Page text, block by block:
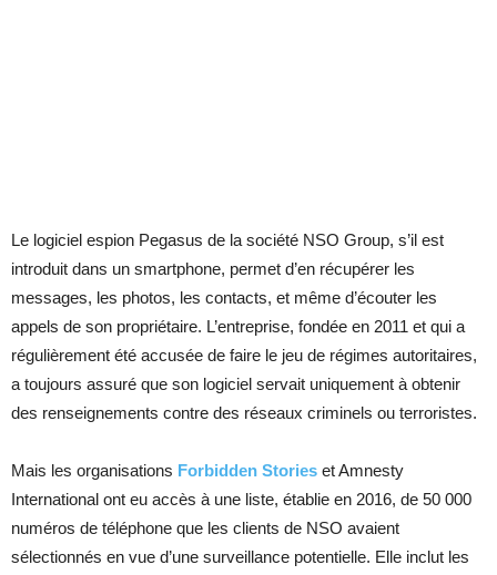
Le logiciel espion Pegasus de la société NSO Group, s’il est
introduit dans un smartphone, permet d’en récupérer les
messages, les photos, les contacts, et même d’écouter les
appels de son propriétaire. L’entreprise, fondée en 2011 et qui a
régulièrement été accusée de faire le jeu de régimes autoritaires,
a toujours assuré que son logiciel servait uniquement à obtenir
des renseignements contre des réseaux criminels ou terroristes.
Mais les organisations Forbidden Stories et Amnesty
International ont eu accès à une liste, établie en 2016, de 50 000
numéros de téléphone que les clients de NSO avaient
sélectionnés en vue d’une surveillance potentielle. Elle inclut les